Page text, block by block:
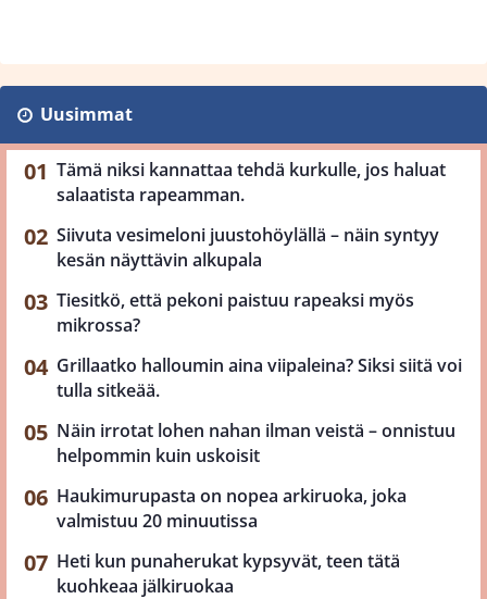
Uusimmat
Tämä niksi kannattaa tehdä kurkulle, jos haluat
salaatista rapeamman.
Siivuta vesimeloni juustohöylällä – näin syntyy
kesän näyttävin alkupala
Tiesitkö, että pekoni paistuu rapeaksi myös
mikrossa?
Grillaatko halloumin aina viipaleina? Siksi siitä voi
tulla sitkeää.
Näin irrotat lohen nahan ilman veistä – onnistuu
helpommin kuin uskoisit
Haukimurupasta on nopea arkiruoka, joka
valmistuu 20 minuutissa
Heti kun punaherukat kypsyvät, teen tätä
kuohkeaa jälkiruokaa